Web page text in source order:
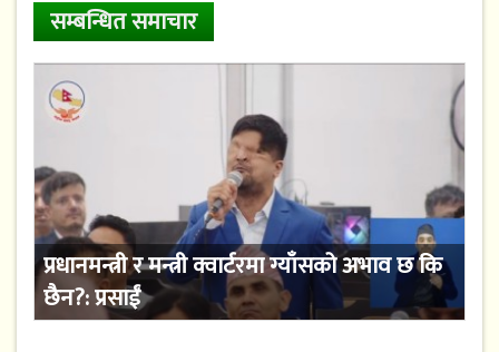
सम्बन्धित समाचार
प्रधानमन्त्री र मन्त्री क्वार्टरमा ग्याँसको अभाव छ कि
छैन?: प्रसाईं